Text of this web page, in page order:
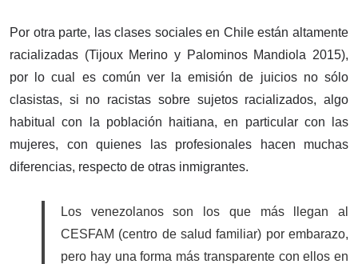
Por otra parte, las clases sociales en Chile están altamente
racializadas (Tijoux Merino y Palominos Mandiola 2015),
por lo cual es común ver la emisión de juicios no sólo
clasistas, si no racistas sobre sujetos racializados, algo
habitual con la población haitiana, en particular con las
mujeres, con quienes las profesionales hacen muchas
diferencias, respecto de otras inmigrantes.
Los venezolanos son los que más llegan al
CESFAM (centro de salud familiar) por embarazo,
pero hay una forma más transparente con ellos en